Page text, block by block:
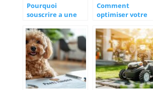
Pourquoi
souscrire a une
son animal de
compagnie ?
Comment
optimiser votre
pour une
transmission
avantageuse